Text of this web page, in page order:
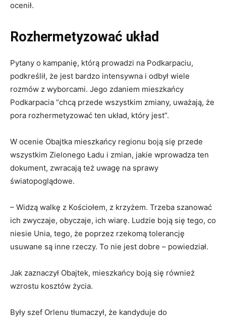
ocenił.
Rozhermetyzować układ
Pytany o kampanię, którą prowadzi na Podkarpaciu,
podkreślił, że jest bardzo intensywna i odbył wiele
rozmów z wyborcami. Jego zdaniem mieszkańcy
Podkarpacia “chcą przede wszystkim zmiany, uważają, że
pora rozhermetyzować ten układ, który jest”.
W ocenie Obajtka mieszkańcy regionu boją się przede
wszystkim Zielonego Ładu i zmian, jakie wprowadza ten
dokument, zwracają też uwagę na sprawy
światopoglądowe.
– Widzą walkę z Kościołem, z krzyżem. Trzeba szanować
ich zwyczaje, obyczaje, ich wiarę. Ludzie boją się tego, co
niesie Unia, tego, że poprzez rzekomą tolerancję
usuwane są inne rzeczy. To nie jest dobre – powiedział.
Jak zaznaczył Obajtek, mieszkańcy boją się również
wzrostu kosztów życia.
Były szef Orlenu tłumaczył, że kandyduje do